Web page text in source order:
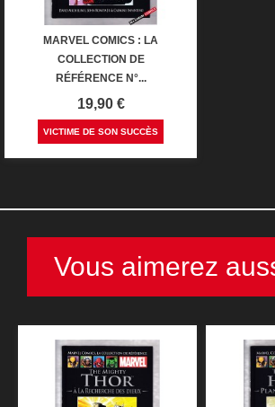
MARVEL COMICS : LA
COLLECTION DE
RÉFÉRENCE N°...
Prix
19,90 €
VICTIME DE SON SUCCÈS
Vous aimerez